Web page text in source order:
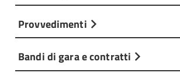
Provvedimenti
Bandi di gara e contratti